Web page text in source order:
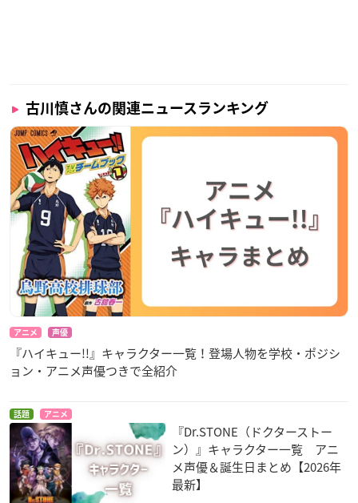
施策の実施期間内に、タワーレコードおよびTOWERminiにて
対象商品をご購入の方に「複製サイン&コメント入り特別レシ
ート（タワーレコード全店ver.）」をお渡しします。
対象商品：古川慎「from fairytale」（LACA35851T／LACA358
51／LACA15851）
※前述のタワーレコード梅田大阪マルビル店ver.とコメントが
異なります。
※梅田大阪マルビル店、TOWERminiもりのみやキューズモー
ル店は実施対象外。
商品概要
古川慎「from fairytale」
【発売日】
2020年12月23日(水)
【価格】
古川慎さんの関連ニュースランキング
アニメ 声優
『ハイキュー!!』キャラクター一覧！登場人物を学校・ポジシ
ョン・アニメ声優つきで全紹介
話題 アニメ
『Dr.STONE（ドクターストー
ン）』キャラクター一覧 アニ
メ声優＆誕生日まとめ【2026年
最新】